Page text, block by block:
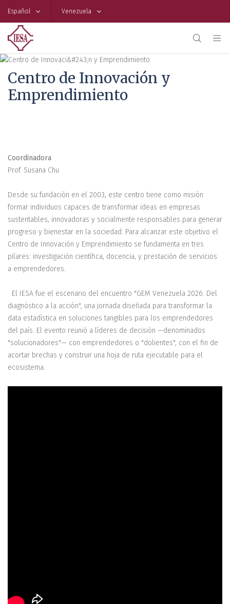
Español Venezuela
Centro de Innovación y
Emprendimiento
Coordinadora
Prof. Susana Chu
Desde su fundación en el 2003, este centro tiene como misión
formar individuos capaces de transformar ideas en empresas
sustentables, innovadoras y socialmente responsables para generar
progreso y bienestar en la sociedad. Para alcanzar este objetivo el
Centro de Innovación y Emprendimiento se fundamenta en tres
pilares: investigación científica, docencia, y prestación de servicios
a emprendedores.
El IESA fue el escenario del encuentro "GEM Venezuela 2026: Del
diagnóstico a la acción", una jornada diseñada para transformar la
data estadística en soluciones tangibles para los emprendedores
del país. El evento reunió a líderes de decisión —denominados
"solucionadores"— con emprendedores o "dolientes", con el fin de
acortar brechas y construir una hoja de ruta ejecutable para el
ecosistema.